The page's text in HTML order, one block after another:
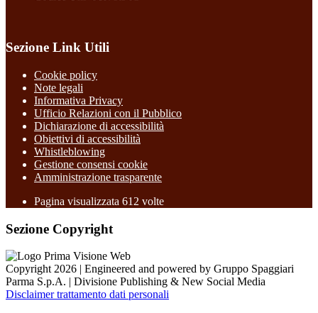
Sezione Link Utili
Cookie policy
Note legali
Informativa Privacy
Ufficio Relazioni con il Pubblico
Dichiarazione di accessibilità
Obiettivi di accessibilità
Whistleblowing
Gestione consensi cookie
Amministrazione trasparente
Pagina visualizzata 612 volte
Sezione Copyright
Copyright 2026 | Engineered and powered by Gruppo Spaggiari
Parma S.p.A. | Divisione Publishing & New Social Media
Disclaimer trattamento dati personali